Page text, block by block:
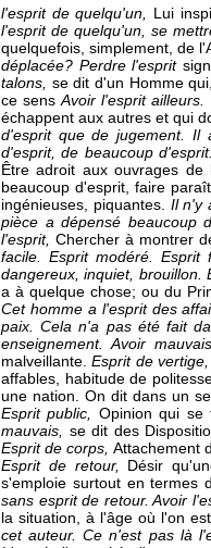
l'esprit de quelqu'un, Lui
l'esprit de quelqu'un, se
quelquefois, simplement, de
déplacée? Perdre l'esprit
talons, se dit d'un Homme
ce sensAvoir l'esprit ailleurs.
échappent aux autres et qui
d'esprit que de jugement. Il
d'esprit, de beaucoup
Être adroit aux ouvrages
beaucoup d'esprit, faire
ingénieuses, piquantes. Il n'y
pièce a dépensé beaucoup
l'esprit,Chercher à montrer
facile. Esprit modéré. Esprit
dangereux, inquiet, brouillon.
a à quelque chose; ou du
Cet homme a l'esprit des
paix. Cela n'a pas été fait
enseignement.Avoir
malveillante.Esprit de vertige,
affables, habitude de
une nation. On dit dans un
Esprit public, Opinion qui
mauvais, se dit des
Esprit de corps, Attachement
Esprit de retour, Désir
s'emploie surtout en termes
sans esprit de retour.Avoir
la situation, à l'âge où l'on
cet auteur. Ce n'est pas là